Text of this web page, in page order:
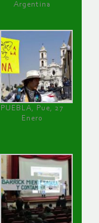
Argentina
PUEBLA, Pue, 27
Enero